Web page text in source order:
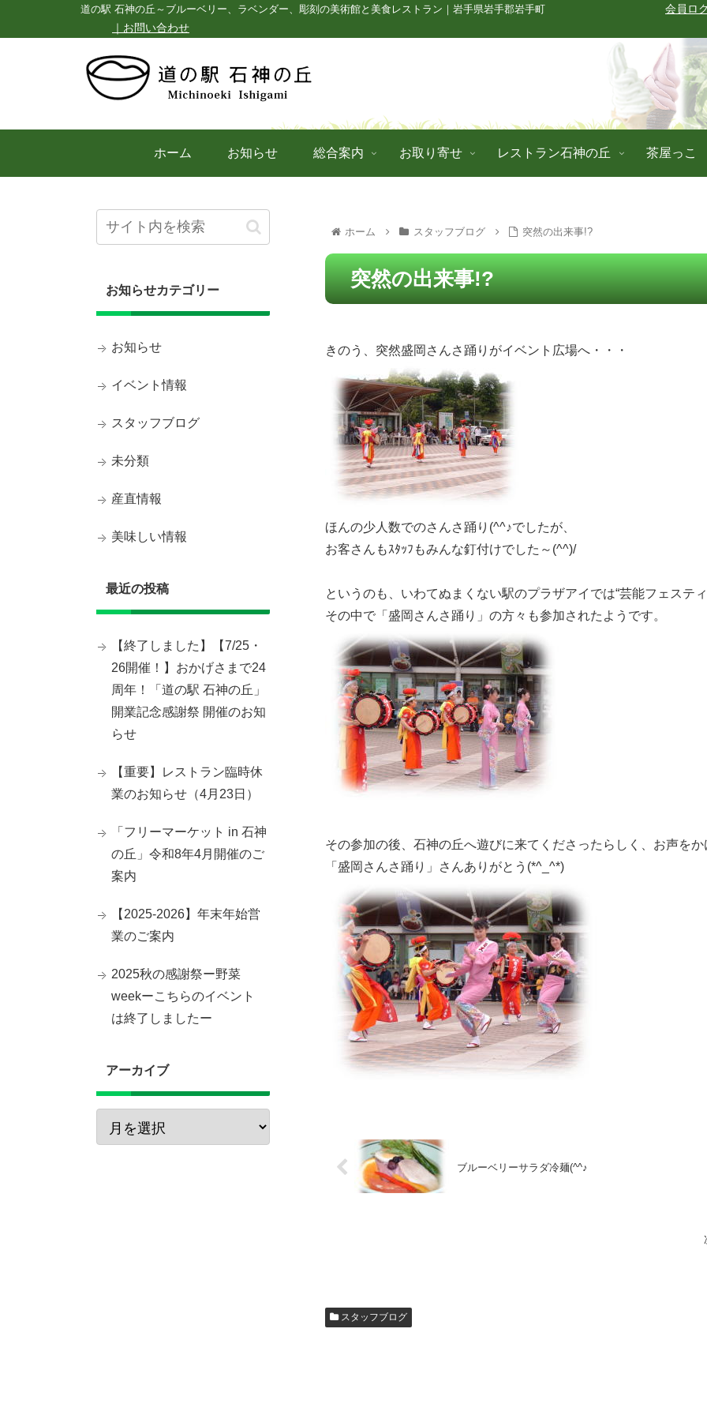
道の駅 石神の丘～ブルーベリー、ラベンダー、彫刻の美術館と美食レストラン｜岩手県岩手郡岩手町 会員ロ
｜お問い合わせ
ホーム お知らせ 総合案内 お取り寄せ レストラン石神の丘 茶屋っこ
ホーム スタッフブログ 突然の出来事!?
突然の出来事!?
きのう、突然盛岡さんさ踊りがイベント広場へ・・・
ほんの少人数でのさんさ踊り(^^♪でしたが、
お客さんもｽﾀｯﾌもみんな釘付けでした～(^^)/
というのも、いわてぬまくない駅のプラザアイでは“芸能フェステ
その中で「盛岡さんさ踊り」の方々も参加されたようです。
その参加の後、石神の丘へ遊びに来てくださったらしく、お声をか
「盛岡さんさ踊り」さんありがとう(*^_^*)
ブルーベリーサラダ冷麺(^^♪
スタッフブログ
お知らせカテゴリー
お知らせ
イベント情報
スタッフブログ
未分類
産直情報
美味しい情報
最近の投稿
【終了しました】【7/25・
26開催！】おかげさまで24
周年！「道の駅 石神の丘」
開業記念感謝祭 開催のお知
らせ
【重要】レストラン臨時休
業のお知らせ（4月23日）
「フリーマーケット in 石神
の丘」令和8年4月開催のご
案内
【2025-2026】年末年始営
業のご案内
2025秋の感謝祭ー野菜
weekーこちらのイベント
は終了しましたー
アーカイブ